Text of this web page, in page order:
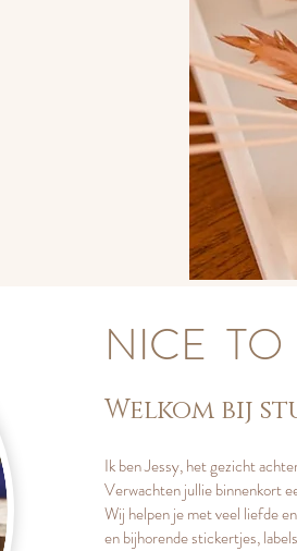
NICE
Welkom bij
Ik ben Jessy, het gezicht
Verwachten jullie binnenkort
Wij helpen je met veel liefde
en bijhorende stickertjes,